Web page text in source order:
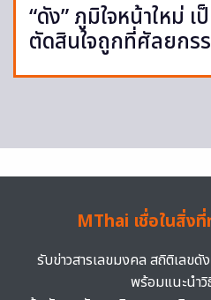
“ดัง” ภูมิใจหน้าใหม่
ตัดสินใจถูกที่ศัลยกร
MThai เชื่อในสิ่งที่
รับข่าวสารเลขมงคล สถิติเลขดั
พร้อมแนะนำวิ